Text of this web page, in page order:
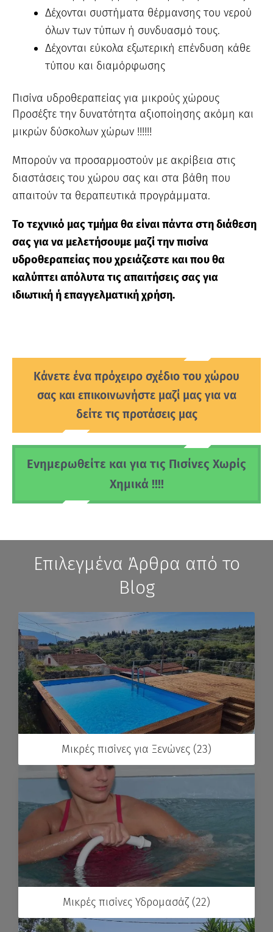
Δέχονται συστήματα θέρμανσης του νερού
όλων των τύπων ή συνδυασμό τους.
Δέχονται εύκολα εξωτερική επένδυση κάθε
τύπου και διαμόρφωσης
Πισίνα υδροθεραπείας για μικρούς χώρους
Προσέξτε την δυνατότητα αξιοποίησης ακόμη και
μικρών δύσκολων χώρων !!!!!!
Μπορούν να προσαρμοστούν με ακρίβεια στις
διαστάσεις του χώρου σας και στα βάθη που
απαιτούν τα θεραπευτικά προγράμματα.
Το τεχνικό μας τμήμα θα είναι πάντα στη διάθεση
σας για να μελετήσουμε μαζί την πισίνα
υδροθεραπείας που χρειάζεστε και που θα
καλύπτει απόλυτα τις απαιτήσεις σας για
ιδιωτική ή επαγγελματική χρήση.
Κάνετε ένα πρόχειρο σχέδιο του χώρου
σας και επικοινωνήστε μαζί μας για να
δείτε τις προτάσεις μας
Ενημερωθείτε και για τις Πισίνες Χωρίς
Χημικά !!!!
Επιλεγμένα Άρθρα από το
Blog
Μικρές πισίνες για Ξενώνες (23)
Μικρές πισίνες Υδρομασάζ (22)